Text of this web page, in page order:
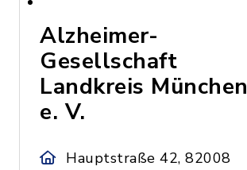
Alzheimer-
Gesellschaft
Landkreis München
e. V.
Hauptstraße 42, 82008